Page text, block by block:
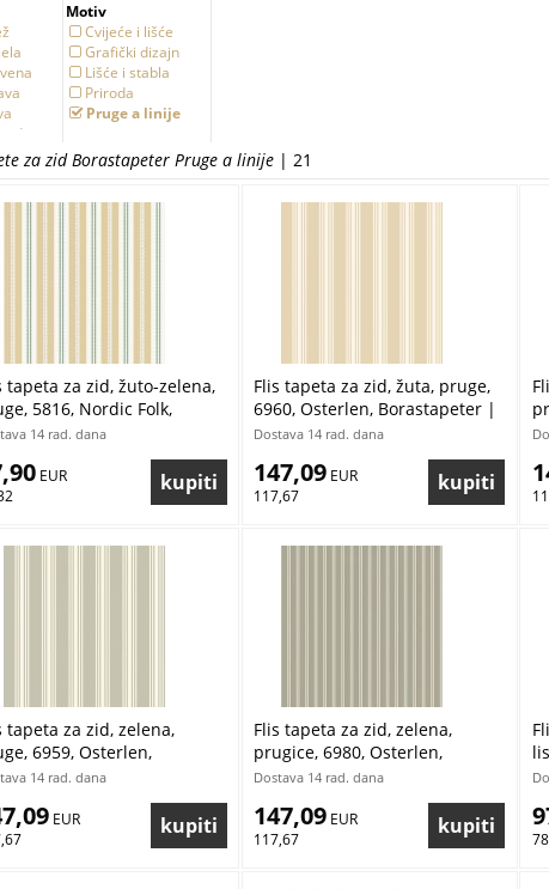
Motiv
Cvijeće i lišće
Grafički dizajn
Lišće i stabla
Priroda
Pruge a linije
za zid Borastapeter Pruge a linije | 21
tapeta za zid, žuto-zelena,
5816, Nordic Folk,
| Ljepilo Gratis
14 rad. dana
EUR
Flis tapeta za zid, žuta, pruge,
6960, Osterlen, Borastapeter |
Ljepilo Gratis
Dostava 14 rad. dana
147,09 EUR
117,67
tapeta za zid, zelena,
6959, Osterlen,
| Ljepilo Gratis
14 rad. dana
EUR
Flis tapeta za zid, zelena,
prugice, 6980, Osterlen,
Borastapeter | Ljepilo Gratis
Dostava 14 rad. dana
147,09 EUR
117,67